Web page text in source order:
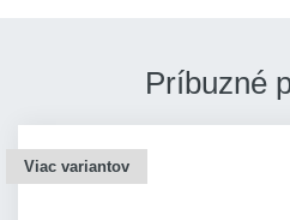
Príbuzné
Viac variantov